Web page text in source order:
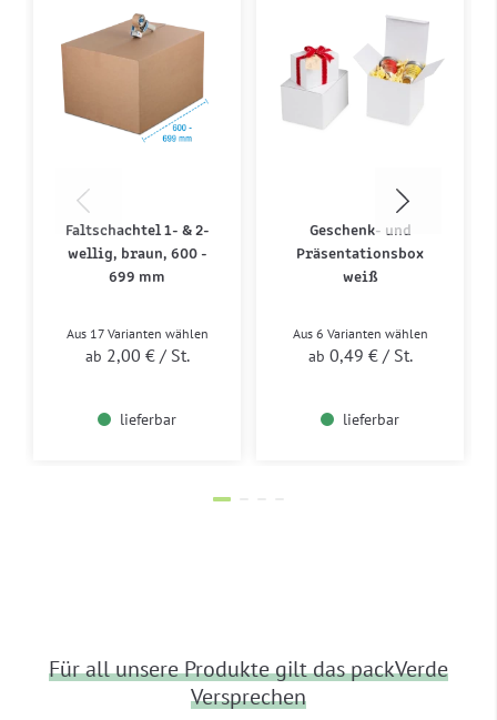
Faltschachtel 1- & 2-
wellig, braun, 600 -
699 mm
Aus 17 Varianten wählen
ab 2,00 € / St.
lieferbar
Geschenk- und
Präsentationsbox
weiß
Aus 6 Varianten wählen
ab 0,49 € / St.
lieferbar
Für all unsere Produkte gilt das packVerde
Versprechen